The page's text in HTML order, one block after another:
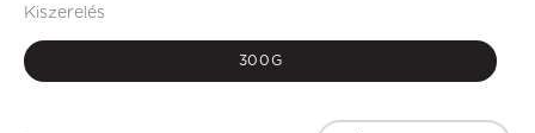
Kiszerelés
300G